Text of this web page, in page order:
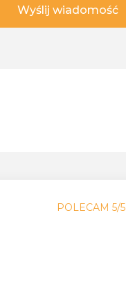
Wyślij wiadomość
POLECAM 5/5